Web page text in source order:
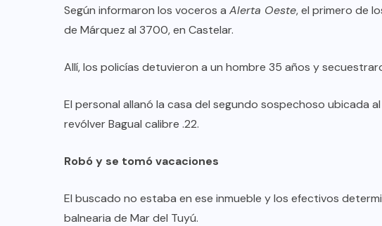
Según informaron los voceros a Alerta Oeste, el primero de
de Márquez al 3700, en Castelar.
Allí, los policías detuvieron a un hombre 35 años y
El personal allanó la casa del segundo sospechoso ubicada
revólver Bagual calibre .22.
Robó y se tomó vacaciones
El buscado no estaba en ese inmueble y los efectivos
balnearia de Mar del Tuyú.